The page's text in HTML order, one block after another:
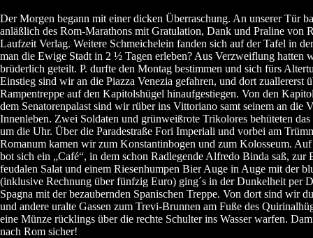
Der Morgen begann mit einer dicken Überraschung. An unserer Tür
anläßlich des Rom-Marathons mit Gratulation, Dank und Praline von
Laufzeit Verlag. Weitere Schmeichelein fanden sich auf der Tafel in
man die Ewige Stadt in 2 ½ Tagen erleben? Aus Verzweiflung hatten
brüderlich geteilt. P. durfte den Montag bestimmen und sich fürs
Einstieg sind wir an die Piazza Venezia gefahren, und dort zuallererst
Rampentreppe auf den Kapitolshügel hinaufgestiegen. Von den
dem Senatorenpalast sind wir rüber ins Vittoriano samt seinem an die
Innenleben. Zwei Soldaten und grünweißrote Trikolores behüteten
um die Uhr. Über die Paradestraße Fori Imperiali und vorbei am
Romanum kamen wir zum Konstantinbogen und zum Kolosseum. Auf
bot sich ein „Café“, in dem schon Radlegende Alfredo Binda saß, zur
feudalen Salat und einem Riesenhumpen Bier Auge in Auge mit der
(inklusive Rechnung über fünfzig Euro) ging´s in der Dunkelheit per
Spagna mit der bezaubernden Spanischen Treppe. Von dort sind wir
und andere uralte Gassen zum Trevi-Brunnen am Fuße des
eine Münze rücklings über die rechte Schulter ins Wasser warfen.
nach Rom sicher!